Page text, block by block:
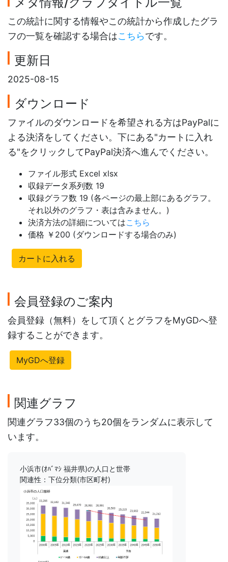
この統計に関する情報やこの統計から作成したグラ
フの一覧を確認する場合はこちらです。
更新日
2025-08-15
ダウンロード
ファイルのダウンロードを希望される方はPayPalに
よる決済をしてください。下にある"カートに入れ
る"をクリックしてPayPal決済へ進んでください。
ファイル形式 Excel xlsx
収録データ系列数 19
収録グラフ数 19 (各ページの最上部にあるグラフ。
それ以外のグラフ・表は含みません。)
決済方法の詳細についてはこちら
価格 ￥200 (ダウンロードする場合のみ)
カートに入れる
会員登録のご案内
会員登録（無料）をして頂くとグラフをMyGDへ登
録することができます。
MyGDへ登録
関連グラフ
関連グラフ33個のうち20個をランダムに表示して
います。
小浜市(ｵﾊﾞﾏｼ 福井県)の人口と世帯
関連性：下位分類(市区町村)